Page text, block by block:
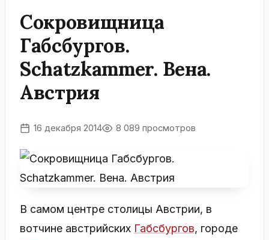
Сокровищница
Габсбургов.
Schatzkammer. Вена.
Австрия
16 декабря 2014 8 089 просмотров
В самом центре столицы Австрии, в
вотчине австрийских Габсбургов, городе